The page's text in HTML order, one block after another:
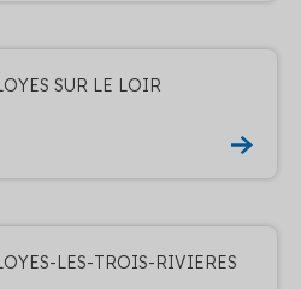
SUR LE LOIR
LES-TROIS-RIVIERES